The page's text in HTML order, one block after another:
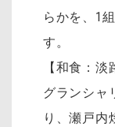
らかを、1
す。
【和食：淡
グランシャ
り、瀬戸内